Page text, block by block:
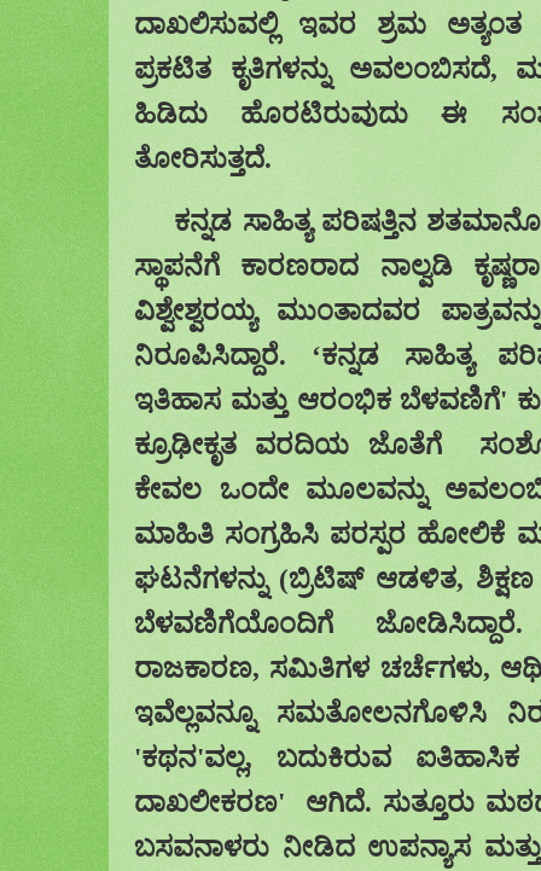
ದಾಖಲಿಸುವಲ್ಲಿ
ಇವರ ಶ್ರಮ
ಪ್ರಕಟಿತ
ಕೃತಿಗಳನ್ನು ಅವಲಂಬಿಸದೆ,
ಹಿಡಿದು ಹೊರಟಿರುವುದು
ಈ
ತೋರಿಸುತ್ತದೆ.
ಕನ್ನಡ ಸಾಹಿತ್ಯ ಪರಿಷತ್ತಿನ
ಸ್ಥಾಪನೆಗೆ ಕಾರಣರಾದ ನಾಲ್ವಡಿ
ವಿಶ್ವೇಶ್ವರಯ್ಯ ಮುಂತಾದವರ
ನಿರೂಪಿಸಿದ್ದಾರೆ. ʻಕನ್ನಡ ಸಾಹಿತ್ಯ
ಇತಿಹಾಸ ಮತ್ತು ಆರಂಭಿಕ ಬೆಳವಣಿಗೆ'
ಕ್ರೂಢೀಕೃತ ವರದಿಯ ಜೊತೆಗೆ
ಕೇವಲ ಒಂದೇ ಮೂಲವನ್ನು
ಮಾಹಿತಿ ಸಂಗ್ರಹಿಸಿ ಪರಸ್ಪರ ಹೋಲಿಕೆ
ಘಟನೆಗಳನ್ನು (ಬ್ರಿಟಿಷ್ ಆಡಳಿತ,
ಬೆಳವಣಿಗೆಯೊಂದಿಗೆ
ರಾಜಕಾರಣ, ಸಮಿತಿಗಳ ಚರ್ಚೆಗಳು,
ಇವೆಲ್ಲವನ್ನೂ ಸಮತೋಲನಗೊಳಿಸಿ
'ಕಥನ'ವಲ್ಲ, ಬದುಕಿರುವ
ದಾಖಲೀಕರಣ' ಆಗಿದೆ. ಸುತ್ತೂರು
ಬಸವನಾಳರು ನೀಡಿದ ಉಪನ್ಯಾಸ